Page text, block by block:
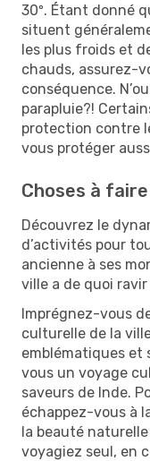
30º. Étant donné
situent
les plus froids et
chauds, assurez-
conséquence.
parapluie?!
protection contre
vous protéger
Choses à
Découvrez le
d’activités pour
ancienne à ses
ville a de quoi
Imprégnez-vous
culturelle de la
emblématiques et
vous un voyage
saveurs de Inde.
échappez-vous à
la beauté
voyagiez seul, en